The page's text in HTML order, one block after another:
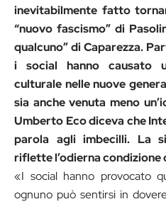
inevitabilmente fatto
“nuovo fascismo” di
qualcuno” di Caparezza.
i social hanno causato
culturale nelle nuove
sia anche venuta meno
Umberto Eco diceva che
parola agli imbecilli. La
riflette l’odierna condizione
«I social hanno provocato
ognuno può sentirsi in